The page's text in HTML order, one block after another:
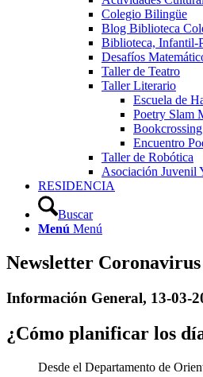
Colegio Bilingüe
Blog Biblioteca
Biblioteca, Infantil-
Desafíos
Taller de Teatro
Taller Literario
Escuela de
Poetry Slam
Encuentro
Taller de Robótica
Asociación
RESIDENCIA
Buscar
Menú Menú
Newsletter Coronavirus
Información General, 13-03-
¿Cómo planificar los
Desde el Departamento de